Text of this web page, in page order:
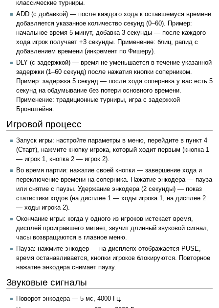
классические турниры.
ADD (с добавкой) — после каждого хода к оставшемуся времени
добавляется указанное количество секунд (0–60). Пример:
начальное время 5 минут, добавка 3 секунды — после каждого
хода игрок получает +3 секунды. Применение: блиц, рапид с
добавлением времени (инкремент по Фишеру).
DLY (с задержкой) — время не уменьшается в течение указанной
задержки (1–60 секунд) после нажатия кнопки соперником.
Пример: задержка 5 секунд — после хода соперника у вас есть 5
секунд на обдумывание без потери основного времени.
Применение: традиционные турниры, игра с задержкой
Бронштейна.
Игровой процесс
Запуск игры: настройте параметры в меню, перейдите в пункт 4
(Старт), нажмите кнопку игрока, который ходит первым (кнопка 1
— игрок 1, кнопка 2 — игрок 2).
Во время партии: нажатие своей кнопки — завершение хода и
переключение времени на соперника. Нажатие энкодера — пауза
или снятие с паузы. Удержание энкодера (2 секунды) — показ
статистики ходов (на дисплее 1 — ходы игрока 1, на дисплее 2
— ходы игрока 2).
Окончание игры: когда у одного из игроков истекает время,
дисплей проигравшего мигает, звучит длинный звуковой сигнал,
часы возвращаются в главное меню.
Пауза: нажмите энкодер — на дисплеях отображается PUSE,
время останавливается, кнопки игроков блокируются. Повторное
нажатие энкодера снимает паузу.
Звуковые сигналы
Поворот энкодера — 5 мс, 4000 Гц.